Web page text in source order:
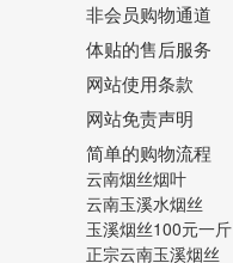
非会员购物通道
体贴的售后服务
网站使用条款
网站免责声明
简单的购物流程
云南烟丝烟叶
云南玉溪水烟丝
玉溪烟丝100元一斤
正宗云南玉溪烟丝